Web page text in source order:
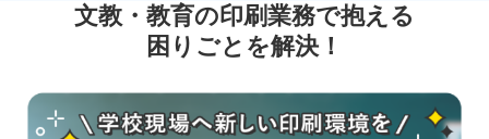
文教・教育の印刷業務で抱える
困りごとを解決！